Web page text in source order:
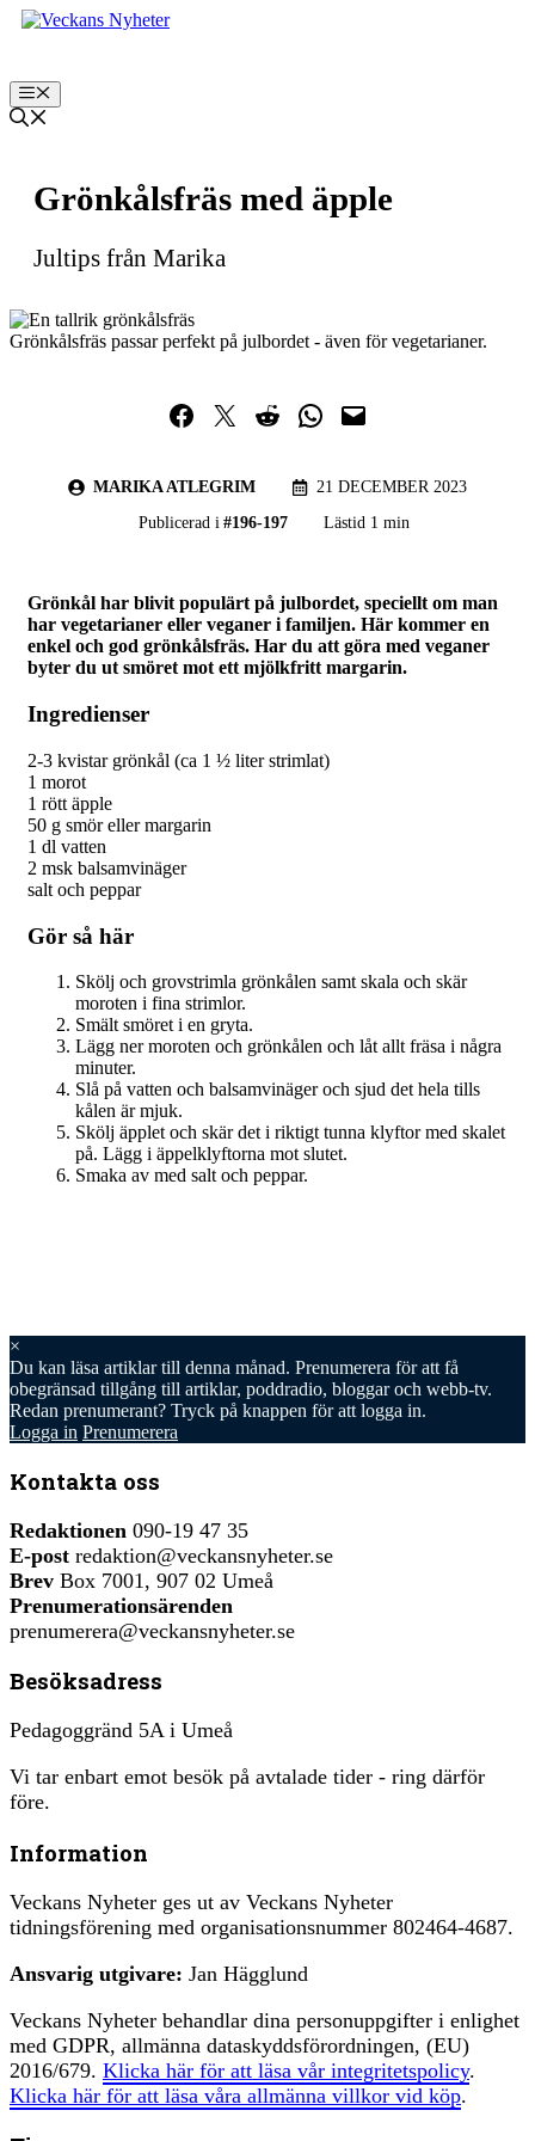
Hoppa
Meny
Grönkålsfräs med äpple
Jultips från Marika
Grönkålsfräs passar perfekt på julbordet - även för vegetarianer.
Dela på Facebook
Dela på TwitterDela på RedditDela i WhatsApp
Maila en länk
MARIKA ATLEGRIM
21 DECEMBER 2023
Publicerad i #196-197 Lästid 1 min
Grönkål har blivit populärt på julbordet, speciellt om man
har vegetarianer eller veganer i familjen. Här kommer en
enkel och god grönkålsfräs. Har du att göra med veganer
byter du ut smöret mot ett mjölkfritt margarin.
Ingredienser
2-3 kvistar grönkål (ca 1 ½ liter strimlat)
1 morot
1 rött äpple
50 g smör eller margarin
1 dl vatten
2 msk balsamvinäger
salt och peppar
Gör så här
Skölj och grovstrimla grönkålen samt skala och skär
moroten i fina strimlor.
Smält smöret i en gryta.
Lägg ner moroten och grönkålen och låt allt fräsa i några
minuter.
Slå på vatten och balsamvinäger och sjud det hela tills
kålen är mjuk.
Skölj äpplet och skär det i riktigt tunna klyftor med skalet
på. Lägg i äppelklyftorna mot slutet.
Smaka av med salt och peppar.
×
Du kan läsa artiklar till denna månad. Prenumerera för att få
obegränsad tillgång till artiklar, poddradio, bloggar och webb-tv.
Redan prenumerant? Tryck på knappen för att logga in.
Logga in Prenumerera
Kontakta oss
Redaktionen 090-19 47 35
E-post redaktion@veckansnyheter.se
Brev Box 7001, 907 02 Umeå
Prenumerationsärenden
prenumerera@veckansnyheter.se
Besöksadress
Pedagoggränd 5A i Umeå
Vi tar enbart emot besök på avtalade tider - ring därför
före.
Information
Veckans Nyheter ges ut av Veckans Nyheter
tidningsförening med organisationsnummer 802464-4687.
Ansvarig utgivare: Jan Hägglund
Veckans Nyheter behandlar dina personuppgifter i enlighet
med GDPR, allmänna dataskyddsförordningen, (EU)
2016/679. Klicka här för att läsa vår integritetspolicy.
Klicka här för att läsa våra allmänna villkor vid köp.